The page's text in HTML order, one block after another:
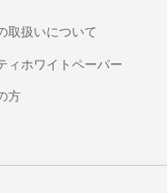
取扱いについて
ィホワイトペーパー
方